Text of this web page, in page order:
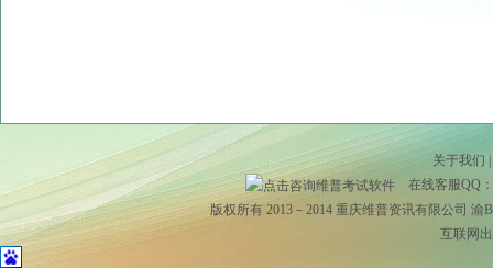
关于我们
在线客服QQ：
版权所有 2013－2014 重庆维普资讯有限公司 渝
互联网